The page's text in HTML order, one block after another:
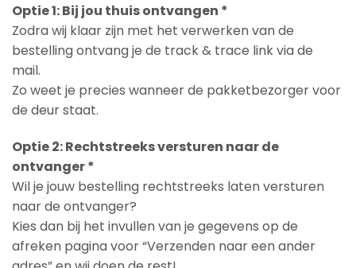
Optie 1: Bij jou thuis ontvangen *
Zodra wij klaar zijn met het verwerken van de
bestelling ontvang je de track & trace link via de
mail.
Zo weet je precies wanneer de pakketbezorger voor
de deur staat.
Optie 2: Rechtstreeks versturen naar de
ontvanger *
Wil je jouw bestelling rechtstreeks laten versturen
naar de ontvanger?
Kies dan bij het invullen van je gegevens op de
afreken pagina voor “Verzenden naar een ander